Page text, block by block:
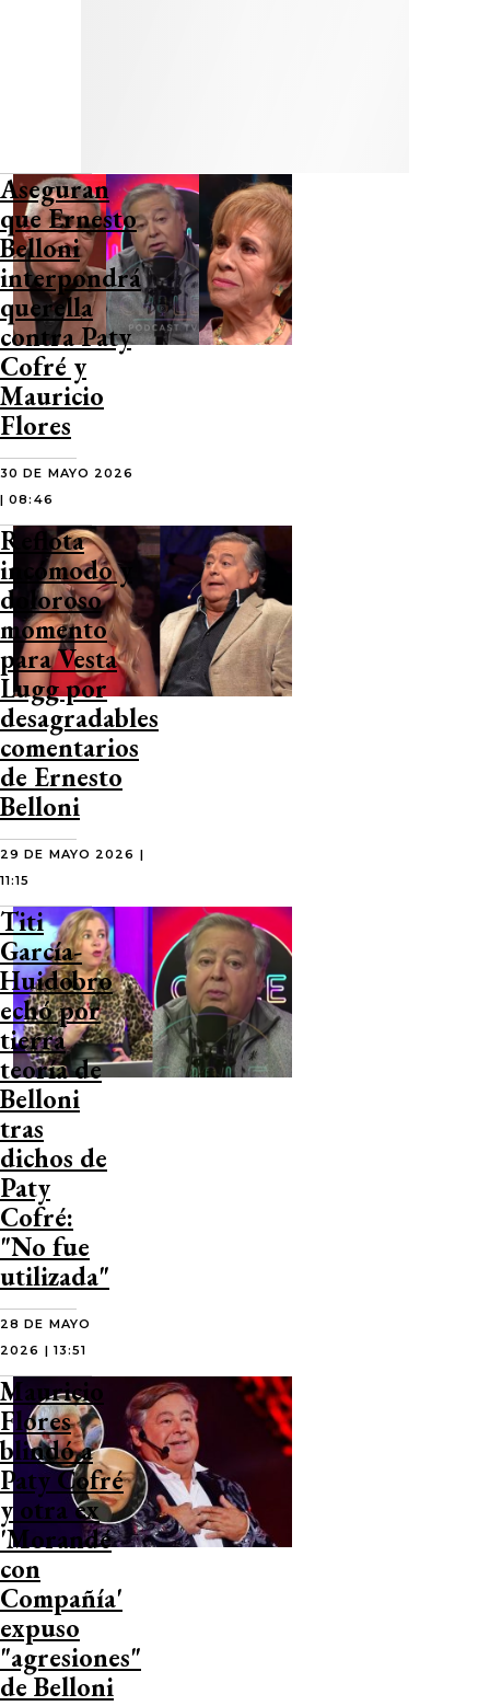
Aseguran
que Ernesto
Belloni
interpondrá
querella
contra Paty
Cofré y
Mauricio
Flores
30 DE MAYO 2026
| 08:46
Reflota
incómodo y
doloroso
momento
para Vesta
Lugg por
desagradables
comentarios
de Ernesto
Belloni
29 DE MAYO 2026 |
11:15
Titi
García-
Huidobro
echó por
tierra
teoría de
Belloni
tras
dichos de
Paty
Cofré:
"No fue
utilizada"
28 DE MAYO
2026 | 13:51
Mauricio
Flores
blindó a
Paty Cofré
y otra ex
'Morandé
con
Compañía'
expuso
"agresiones"
de Belloni